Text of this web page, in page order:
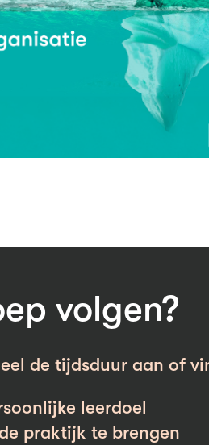
volgen?
de tijdsduur aan of
leerdoel
praktijk te brengen